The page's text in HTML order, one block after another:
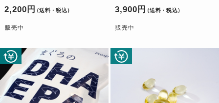
2,200円 （送料・税込）
販売中
3,900円 （送料・税込）
販売中